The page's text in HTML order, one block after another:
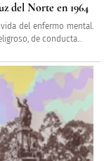
del Norte en 1964
del enfermo mental.
de conducta...